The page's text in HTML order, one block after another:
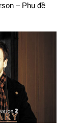
– Phụ đề